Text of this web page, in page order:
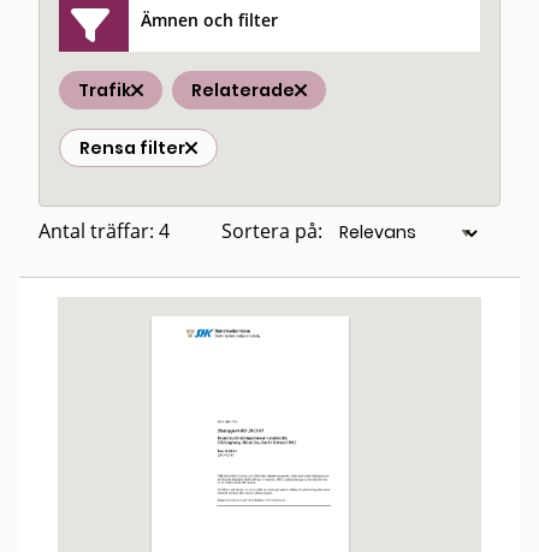
Ämnen och filter
Trafik Relaterade
Rensa filter
Antal träffar: 4 Sortera på: